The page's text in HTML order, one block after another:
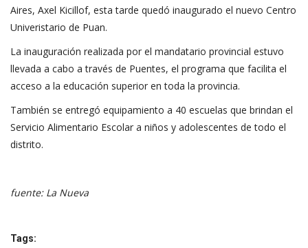
Aires, Axel Kicillof, esta tarde quedó inaugurado el nuevo Centro
Univeristario de Puan.
La inauguración realizada por el mandatario provincial estuvo
llevada a cabo a través de Puentes, el programa que facilita el
acceso a la educación superior en toda la provincia.
También se entregó equipamiento a 40 escuelas que brindan el
Servicio Alimentario Escolar a niños y adolescentes de todo el
distrito.
fuente: La Nueva
Tags: